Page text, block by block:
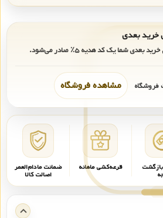
خرید بعدی شما یک کد هدیه۵٪ صادر می‌شود.
فروشگاه مشاهده فروشگاه
بازگشت قرعه‌کشی ماهانه ضمانت مادام‌العمر
اصالت کالا